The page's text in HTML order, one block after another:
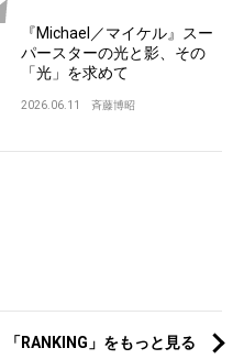
『Michael／マイケル』スー
パースターの光と影、その
「光」を求めて
2026.06.11 斉藤博昭
「RANKING」をもっと見る